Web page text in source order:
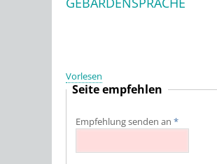
Vorlesen
Seite empfehlen
Empfehlung senden an *